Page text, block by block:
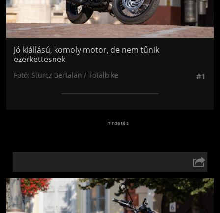
Jó kiállású, komoly motor, de nem tűnik
ezerkettesnek
Fotó: Sturcz Bertalan / Totalbike #1
Jön még kép!